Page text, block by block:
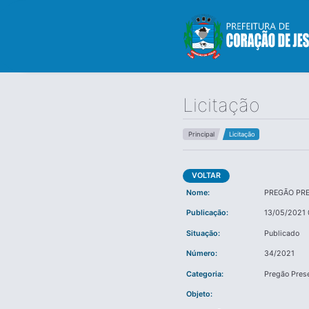
Licitação
Principal Licitação
VOLTAR
Nome:
PREGÃO
Publicação: 13/05/2021
Situação: Publicado
Número: 34/2021
Categoria: Pregão
Objeto: